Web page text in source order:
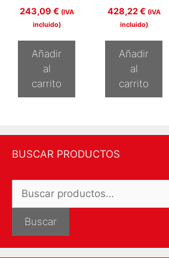
243,09 € (IVA
incluido)
Añadir
al
carrito
428,22€ (IVA
incluido)
Añadir
al
carrito
BUSCAR PRODUCTOS
por:
Buscar